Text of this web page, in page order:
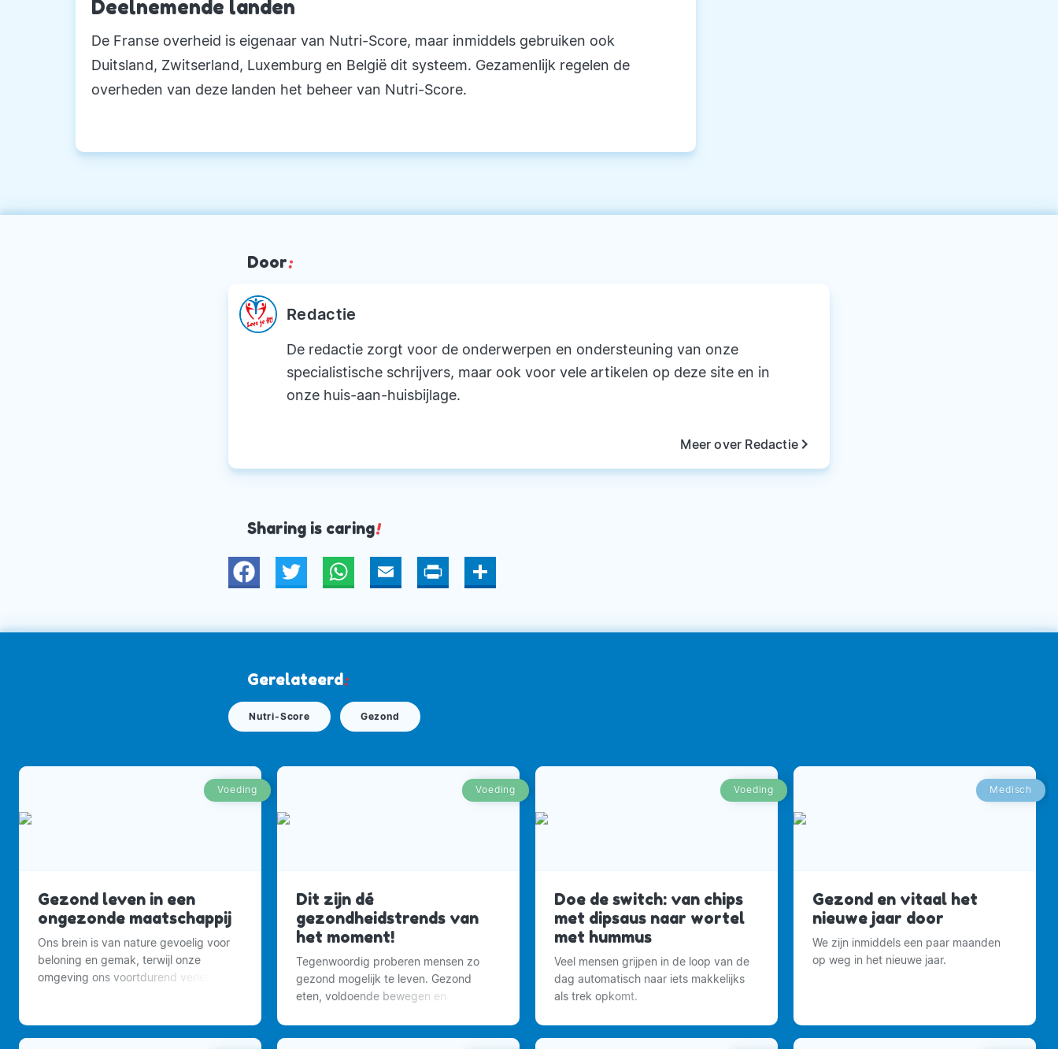
Deelnemende landen
De Franse overheid is eigenaar van Nutri-Score, maar inmiddels gebruiken ook
Duitsland, Zwitserland, Luxemburg en België dit systeem. Gezamenlijk regelen de
overheden van deze landen het beheer van Nutri-Score.
Door:
Redactie
De redactie zorgt voor de onderwerpen en ondersteuning van onze
specialistische schrijvers, maar ook voor vele artikelen op deze site en in
onze huis-aan-huisbijlage.
Meer over Redactiekeyboard_arrow_right
Sharing is caring!
Twitter WhatsAppEmail Print Deel
Gerelateerd:
Nutri-Score Gezond
Voeding
Gezond leven in een
ongezonde maatschappij
Ons brein is van nature gevoelig voor
beloning en gemak, terwijl onze
omgeving ons voortdurend verleidt
Voeding
Dit zijn dé
gezondheidstrends van
het moment!
Tegenwoordig proberen mensen zo
gezond mogelijk te leven. Gezond
eten, voldoende bewegen en
Voeding
Doe de switch: van chips
met dipsaus naar wortel
met hummus
Veel mensen grijpen in de loop van de
dag automatisch naar iets makkelijks
als trek opkomt.
Medisch
Gezond en vitaal het
nieuwe jaar door
We zijn inmiddels een paar maanden
op weg in het nieuwe jaar.